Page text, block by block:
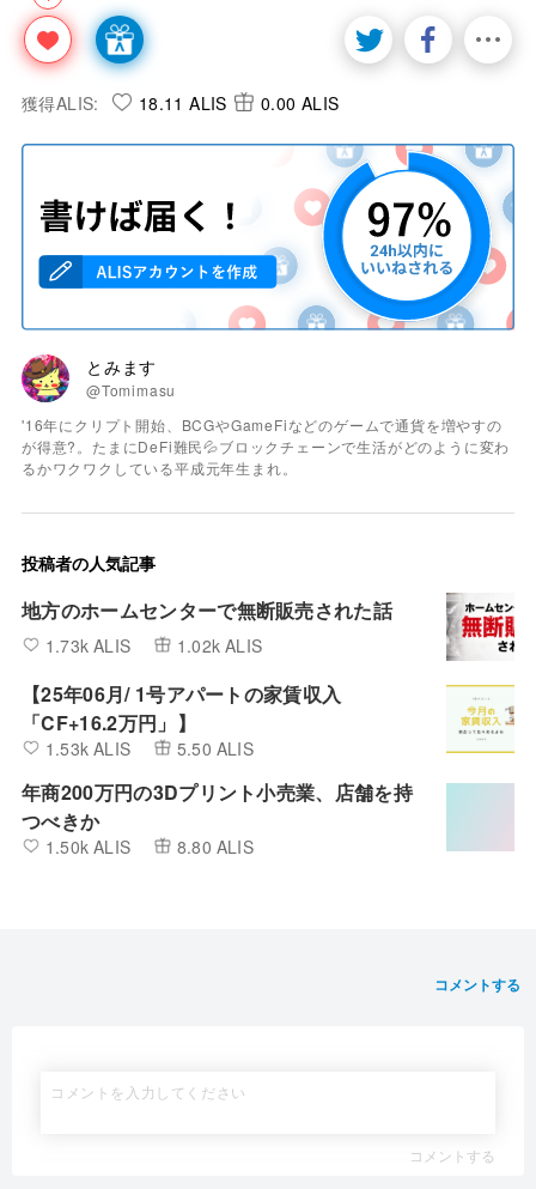
獲得ALIS: 18.11 ALIS 0.00 ALIS
とみます
@Tomimasu
'16年にクリプト開始、BCGやGameFiなどのゲームで通貨を増やすの
が得意?。たまにDeFi難民💦ブロックチェーンで生活がどのように変わ
るかワクワクしている平成元年生まれ。
投稿者の人気記事
地方のホームセンターで無断販売された話
1.73k ALIS 1.02k ALIS
【25年06月/ 1号アパートの家賃収入
「CF+16.2万円」】
1.53k ALIS 5.50 ALIS
年商200万円の3Dプリント小売業、店舗を持
つべきか
1.50k ALIS 8.80 ALIS
コメントする
コメントする